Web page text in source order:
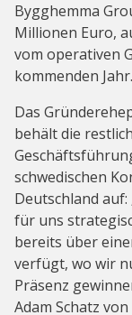
Bygghemma
Millionen Euro,
vom operativen
kommenden Jahr.
Das
behält die
schwedischen
Deutschland
für uns
bereits über
verfügt, wo wir
Präsenz
Adam Schatz